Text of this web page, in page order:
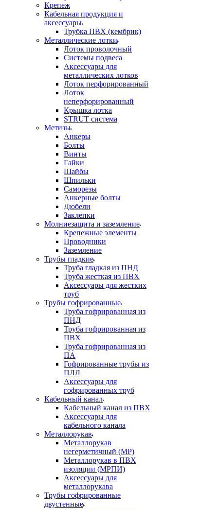
Крепеж
Кабельная продукция и
аксессуары
Трубка ПВХ (кембрик)
Металлические лотки
Лоток проволочный
Системы подвеса
Аксессуары для
металлических лотков
Лоток перфорированный
Лоток
неперфорированный
Крышка лотка
STRUT система
Метизы
Анкеры
Болты
Винты
Гайки
Шайбы
Шпильки
Саморезы
Анкерные болты
Дюбели
Заклепки
Молниезащита и заземление
Крепежные элементы
Проводники
Заземление
Трубы гладкие
Труба гладкая из ПНД
Труба жесткая из ПВХ
Аксессуары для жестких
труб
Трубы гофрированные
Труба гофрированная из
ПНД
Труба гофрированная из
ПВХ
Труба гофрированная из
ПА
Гофрированные трубы из
ПЛЛ
Аксессуары для
гофрированных труб
Кабельный канал
Кабельный канал из ПВХ
Аксессуары для
кабельного канала
Металлорукав
Металлорукав
негерметичный (МР)
Металлорукав в ПВХ
изоляции (МРПИ)
Аксессуары для
металлорукава
Трубы гофрированные
двустенные